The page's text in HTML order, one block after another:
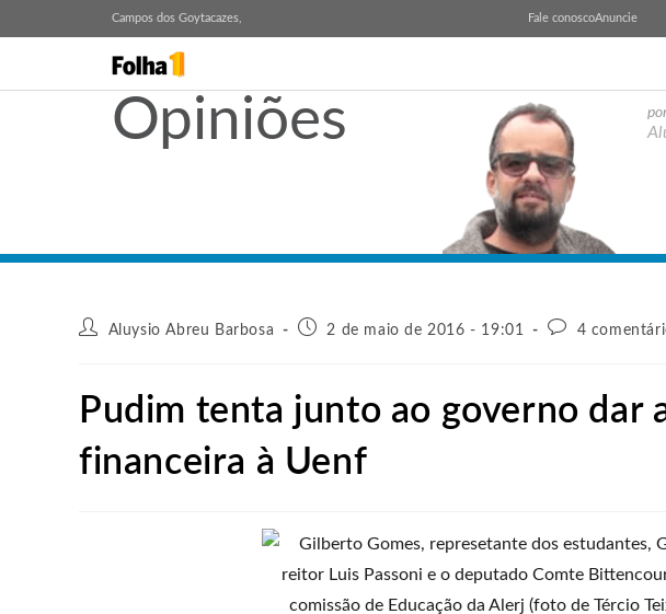
Campos dos Goytacazes, Fale conoscoAnuncie
Opiniões
Aluysio Abreu Barbosa 2 de maio de 2016 - 19:01 4
Pudim tenta junto ao governo dar
financeira à Uenf